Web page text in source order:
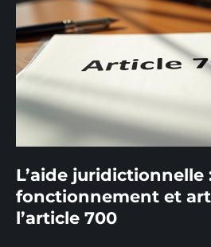
L’aide
fonctionnement et
l’article 700